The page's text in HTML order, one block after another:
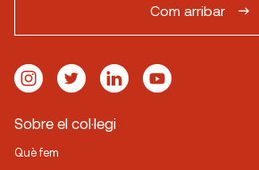
Com arribar
Sobre el col·legi
Què fem